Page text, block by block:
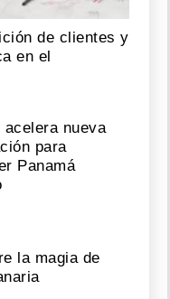
de clientes y
en el
acelera nueva
para
Panamá
la magia de